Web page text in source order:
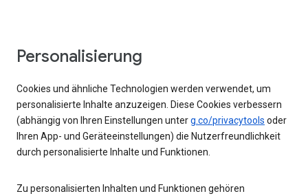
Personalisierung
Cookies und ähnliche Technologien werden verwendet, um
personalisierte Inhalte anzuzeigen. Diese Cookies verbessern
(abhängig von Ihren Einstellungen unterg.co/privacytools oder
Ihren App- und Geräteeinstellungen) die Nutzerfreundlichkeit
durch personalisierte Inhalte und Funktionen.
Zu personalisierten Inhalten und Funktionen gehören